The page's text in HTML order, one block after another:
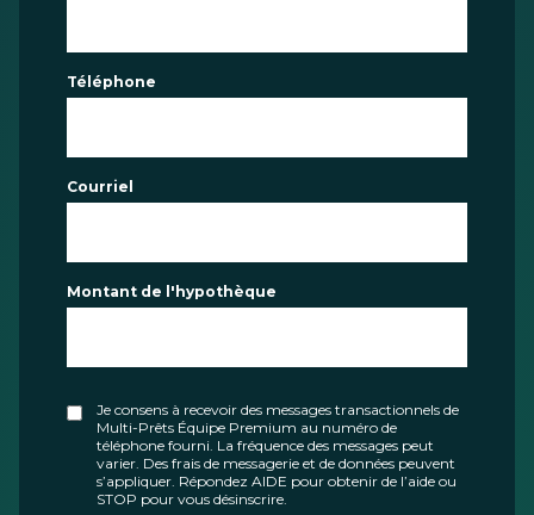
Téléphone
Courriel
Montant de l'hypothèque
Je consens à recevoir des messages transactionnels de
Multi-Prêts Équipe Premium au numéro de
téléphone fourni. La fréquence des messages peut
varier. Des frais de messagerie et de données peuvent
s’appliquer. Répondez AIDE pour obtenir de l’aide ou
STOP pour vous désinscrire.